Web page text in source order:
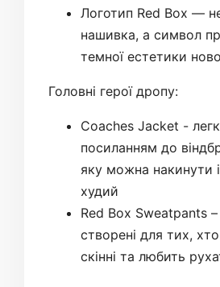
Логотип Red Box —
нашивка, а символ
темної естетики
Головні герої дропу:
Coaches Jacket -
посиланням до
яку можна накинути
худий
Red Box Sweatpants
створені для тих,
скінні та любить